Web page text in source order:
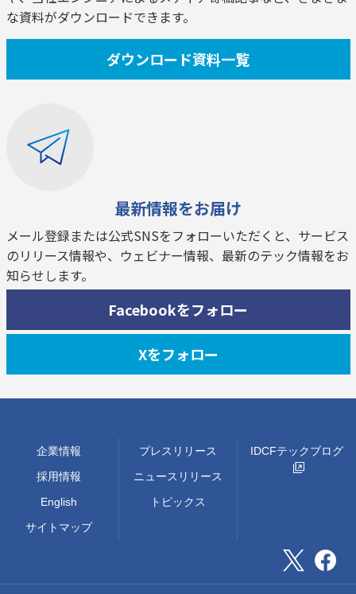
な資料がダウンロードできます。
ダウンロード資料一覧
最新情報をお届け
メール登録または公式SNSをフォローいただくと、サービス
のリリース情報や、ウェビナー情報、最新のテック情報をお
知らせします。
Facebookをフォロー
Xをフォロー
企業情報
採用情報
English
サイトマップ
プレスリリース
ニュースリリース
トピックス
IDCFテックブログ